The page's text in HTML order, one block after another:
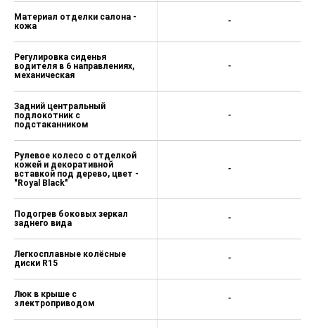
Материал отделки салона -
кожа
Регулировка сиденья
водителя в 6 направлениях,
механическая
Задний центральный
подлокотник с
подстаканником
Рулевое колесо с отделкой
кожей и декоративной
вставкой под дерево, цвет -
"Royal Black"
Подогрев боковых зеркал
заднего вида
Легкосплавные колёсные
диски R15
Люк в крыше с
электроприводом
-
-
-
-
-
-
-